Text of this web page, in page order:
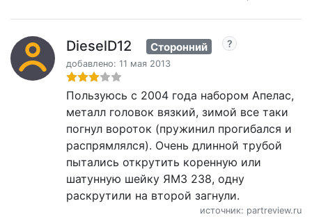
DieselD12 Сторонний
добавлено: 11 мая 2013
Пользуюсь с 2004 года набором Апелас,
металл головок вязкий, зимой все таки
погнул вороток (пружинил прогибался и
распрямлялся). Очень длинной трубой
пытались открутить коренную или
шатунную шейку ЯМЗ 238, одну
раскрутили на второй загнули.
источник: partreview.ru